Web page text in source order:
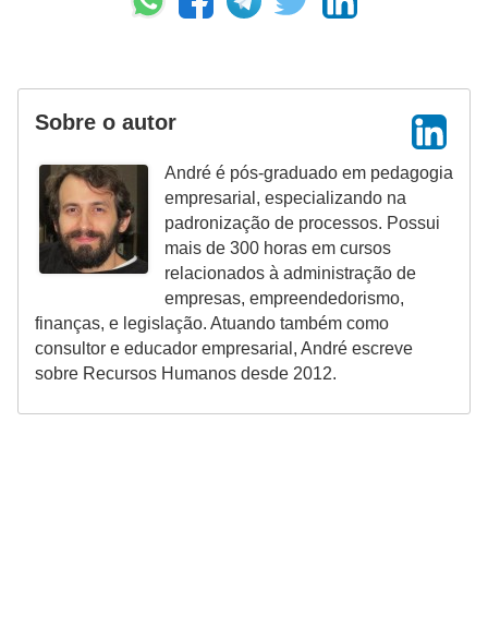
Sobre o autor
André é pós-graduado em pedagogia
empresarial, especializando na
padronização de processos. Possui
mais de 300 horas em cursos
relacionados à administração de
empresas, empreendedorismo,
finanças, e legislação. Atuando também como
consultor e educador empresarial, André escreve
sobre Recursos Humanos desde 2012.
c
o
n
t
r
e
d